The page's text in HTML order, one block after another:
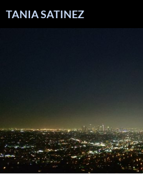
TANIA SATINEZ